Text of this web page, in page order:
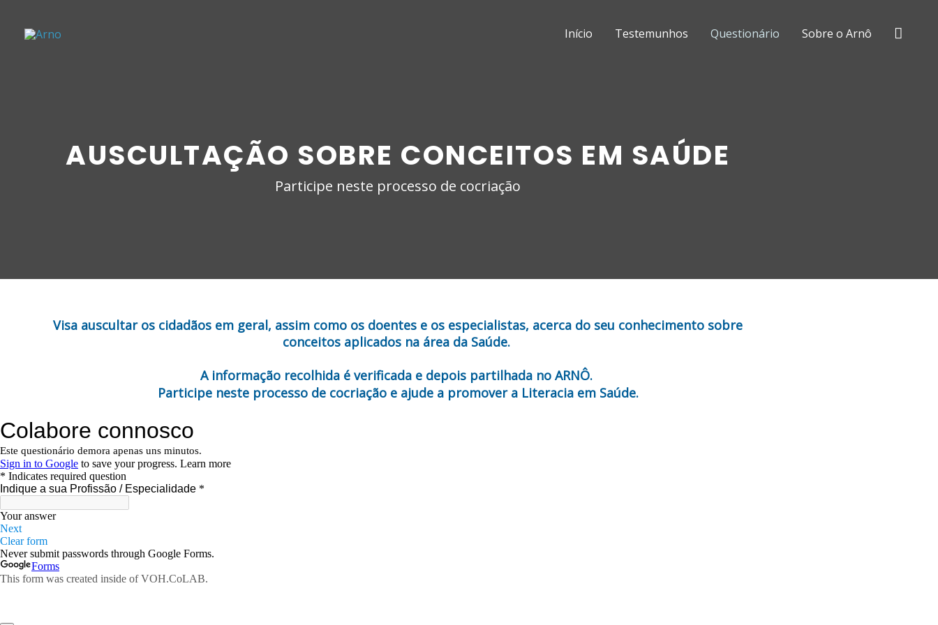
Início Testemunhos Questionário Sobre o Arnô
AUSCULTAÇÃO SOBRE CONCEITOS EM SAÚDE
Participe neste processo de cocriação
Visa auscultar os cidadãos em geral, assim como os doentes e os especialistas, acerca do seu conhecimento sobre
conceitos aplicados na área da Saúde.
A informação recolhida é verificada e depois partilhada no ARNÔ.
Participe neste processo de cocriação e ajude a promover a Literacia em Saúde.